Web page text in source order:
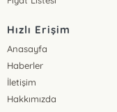
Hızlı Erişim
Anasayfa
Haberler
İletişim
Hakkımızda